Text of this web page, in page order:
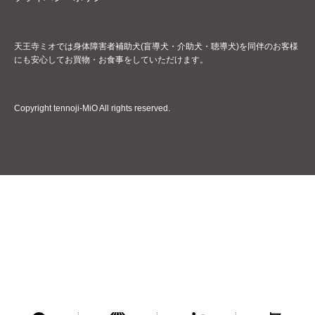
天王寺ミオでは身体障害者補助犬(盲導犬・介助犬・聴導犬)を同伴のお客様
にも安心してお買物・お食事をしていただけます。
Copyright tennoji-MiO All rights reserved.